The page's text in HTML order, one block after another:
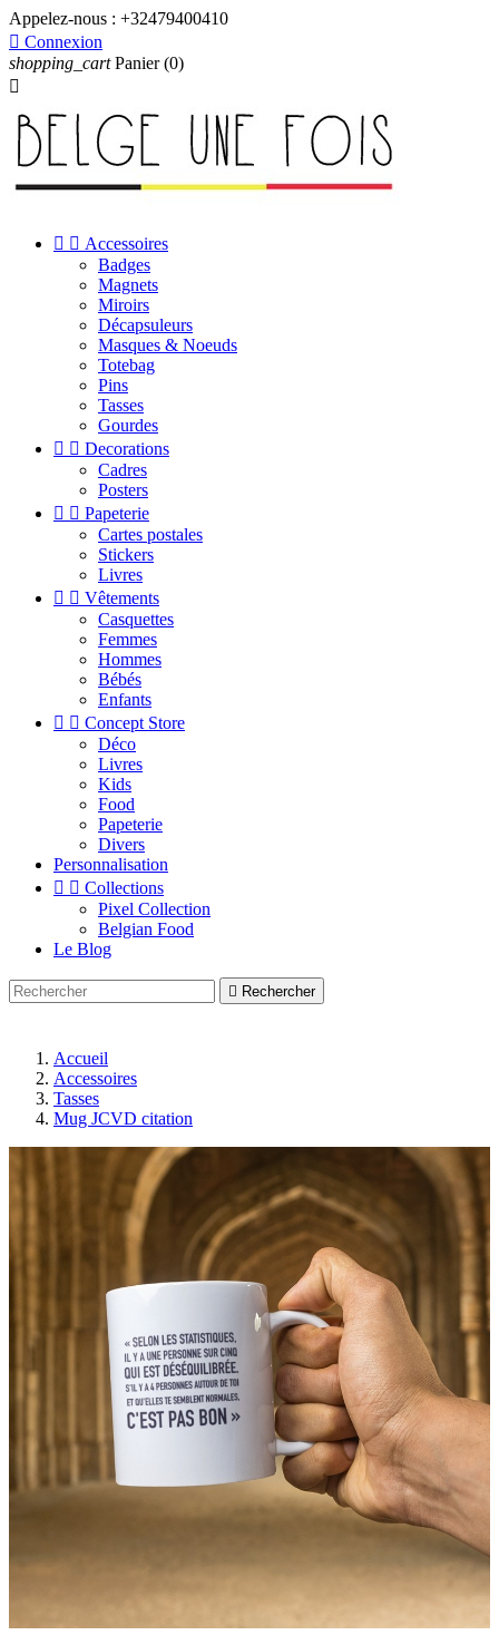
Appelez-nous : +32479400410
 Connexion
shopping_cart Panier (0)

  Accessoires
Badges
Magnets
Miroirs
Décapsuleurs
Masques & Noeuds
Totebag
Pins
Tasses
Gourdes
  Decorations
Cadres
Posters
  Papeterie
Cartes postales
Stickers
Livres
  Vêtements
Casquettes
Femmes
Hommes
Bébés
Enfants
  Concept Store
Déco
Livres
Kids
Food
Papeterie
Divers
Personnalisation
  Collections
Pixel Collection
Belgian Food
Le Blog
 Rechercher
Accueil
Accessoires
Tasses
Mug JCVD citation